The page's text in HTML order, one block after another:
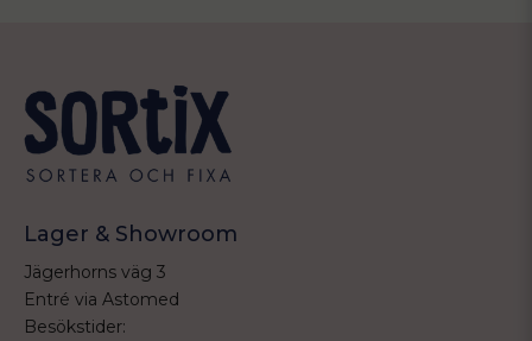
Lager & Showroom
Jägerhorns väg 3
Entré via Astomed
Besökstider: